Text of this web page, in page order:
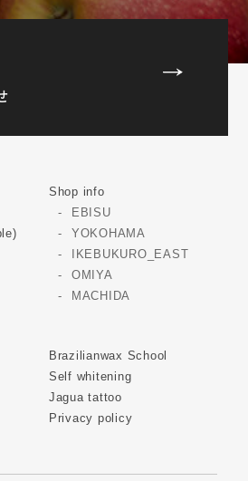
Shop info
EBISU
YOKOHAMA
IKEBUKURO_EAST
OMIYA
MACHIDA
Brazilianwax School
Self whitening
Jagua tattoo
Privacy policy